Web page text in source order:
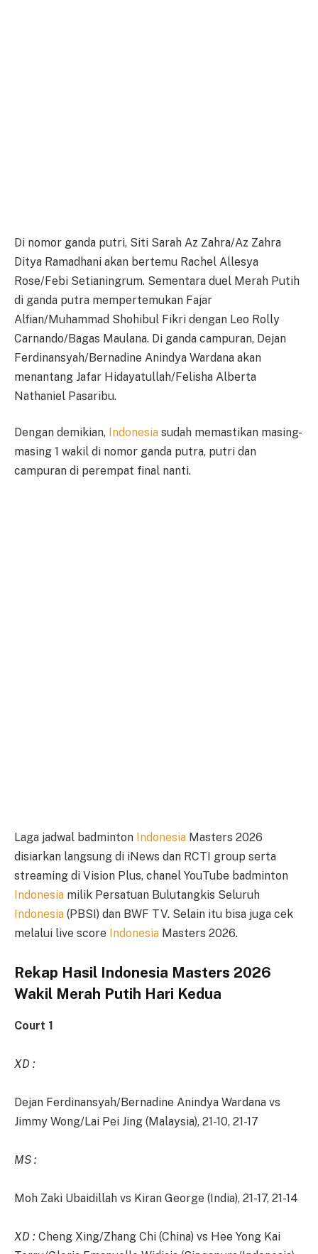
Di nomor ganda putri, Siti Sarah Az Zahra/Az Zahra
Ditya Ramadhani akan bertemu Rachel Allesya
Rose/Febi Setianingrum. Sementara duel Merah Putih
di ganda putra mempertemukan Fajar
Alfian/Muhammad Shohibul Fikri dengan Leo Rolly
Carnando/Bagas Maulana. Di ganda campuran, Dejan
Ferdinansyah/Bernadine Anindya Wardana akan
menantang Jafar Hidayatullah/Felisha Alberta
Nathaniel Pasaribu.
Dengan demikian, Indonesia sudah memastikan masing-
masing 1 wakil di nomor ganda putra, putri dan
campuran di perempat final nanti.
Laga jadwal badminton Indonesia Masters 2026
disiarkan langsung di iNews dan RCTI group serta
streaming di Vision Plus, chanel YouTube badminton
Indonesia milik Persatuan Bulutangkis Seluruh
Indonesia (PBSI) dan BWF TV. Selain itu bisa juga cek
melalui live score Indonesia Masters 2026.
Rekap Hasil Indonesia Masters 2026
Wakil Merah Putih Hari Kedua
Court 1
XD :
Dejan Ferdinansyah/Bernadine Anindya Wardana vs
Jimmy Wong/Lai Pei Jing (Malaysia), 21-10, 21-17
MS :
Moh Zaki Ubaidillah vs Kiran George (India), 21-17, 21-14
XD : Cheng Xing/Zhang Chi (China) vs Hee Yong Kai